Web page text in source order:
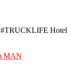
Hotel
MAN